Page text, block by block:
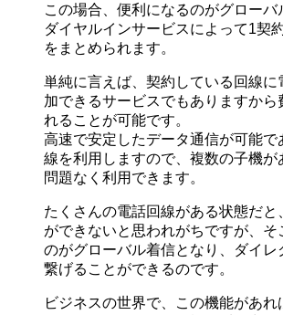
この場合、便利になるのがグローバ
ダイヤルインサービスによって1契
をまとめられます。
単純に言えば、契約している回線に
加できるサービスでもありますから
れることが可能です。
高速で安定したデータ通信が可能で
線を利用しますので、複数の子機が
問題なく利用できます。
たくさんの電話回線がある状態だと
ができないと思われがちですが 、
のがグローバル着信となり、ダイレ
繋げることができるのです。
ビジネスの世界で、この機能があれ